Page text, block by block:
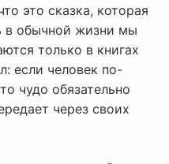
это сказка, которая
в обычной жизни мы
только в книгах
если человек по-
чудо обязательно
через своих